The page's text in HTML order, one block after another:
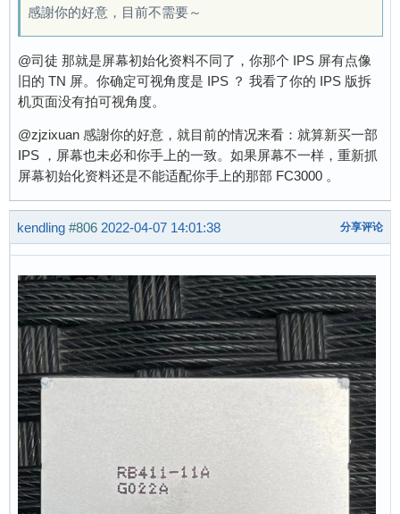
感謝你的好意，目前不需要～
@司徒 那就是屏幕初始化资料不同了，你那个 IPS 屏有点像
旧的 TN 屏。你确定可视角度是 IPS ？ 我看了你的 IPS 版拆
机页面没有拍可视角度。
@zjzixuan 感謝你的好意，就目前的情况来看：就算新买一部
IPS ，屏幕也未必和你手上的一致。如果屏幕不一样，重新抓
屏幕初始化资料还是不能适配你手上的那部 FC3000 。
kendling #806 2022-04-07 14:01:38 分享评论